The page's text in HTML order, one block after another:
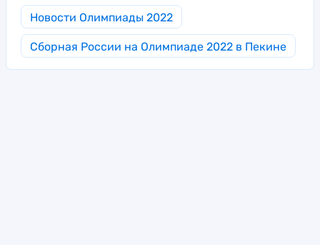
Новости Олимпиады 2022
Сборная России на Олимпиаде 2022 в Пекине